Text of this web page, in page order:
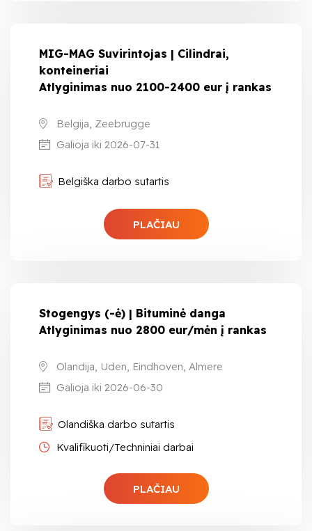
MIG-MAG Suvirintojas | Cilindrai,
konteineriai
Atlyginimas nuo 2100-2400 eur į rankas
Belgija, Zeebrugge
Galioja iki 2026-07-31
Belgiška darbo sutartis
PLAČIAU
Stogengys (-ė) | Bituminė danga
Atlyginimas nuo 2800 eur/mėn į rankas
Olandija, Uden, Eindhoven, Almere
Galioja iki 2026-06-30
Olandiška darbo sutartis
Kvalifikuoti/Techniniai darbai
PLAČIAU